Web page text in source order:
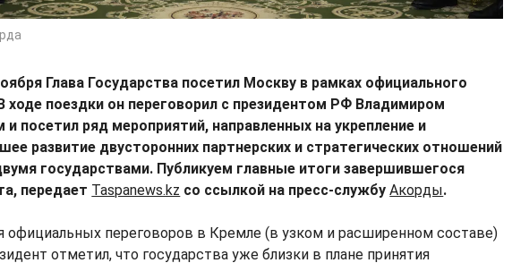
Глава Государства посетил Москву в рамках официального
ходе поездки он переговорил с президентом РФ Владимиром
и посетил ряд мероприятий, направленных на укрепление и
развитие двусторонних партнерских и стратегических отношений
государствами. Публикуем главные итоги завершившегося
передает Taspanews.kz со ссылкой на пресс-службуАкорды.
официальных переговоров в Кремле (в узком и расширенном составе)
отметил, что государства уже близки в плане принятия